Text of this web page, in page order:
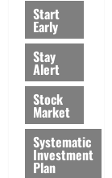
Start
Early
Stay
Alert
Stock
Market
Systematic
Investment
Plan